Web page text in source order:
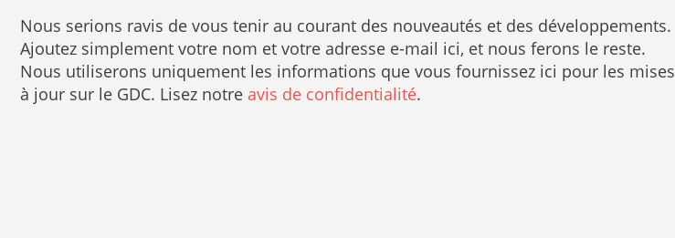
Nous serions ravis de vous tenir au courant des nouveautés et des développements.
Ajoutez simplement votre nom et votre adresse e-mail ici, et nous ferons le reste.
Nous utiliserons uniquement les informations que vous fournissez ici pour les mises
à jour sur le GDC. Lisez notre avis de confidentialité.